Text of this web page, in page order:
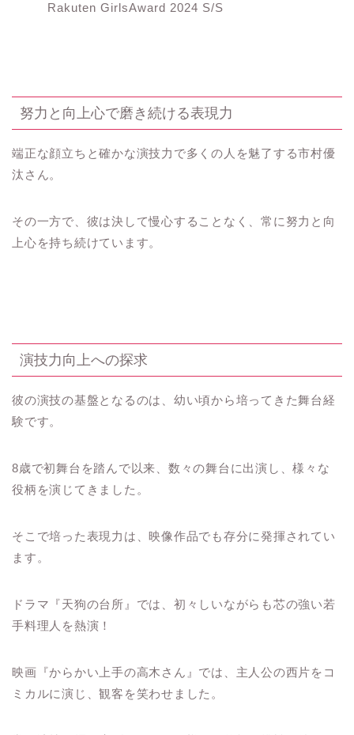
Rakuten GirlsAward 2024 S/S
努力と向上心で磨き続ける表現力
端正な顔立ちと確かな演技力で多くの人を魅了する市村優
汰さん。
その一方で、彼は決して慢心することなく、常に努力と向
上心を持ち続けています。
演技力向上への探求
彼の演技の基盤となるのは、幼い頃から培ってきた舞台経
験です。
8歳で初舞台を踏んで以来、数々の舞台に出演し、様々な
役柄を演じてきました。
そこで培った表現力は、映像作品でも存分に発揮されてい
ます。
ドラマ『天狗の台所』では、初々しいながらも芯の強い若
手料理人を熱演！
映画『からかい上手の高木さん』では、主人公の西片をコ
ミカルに演じ、観客を笑わせました。